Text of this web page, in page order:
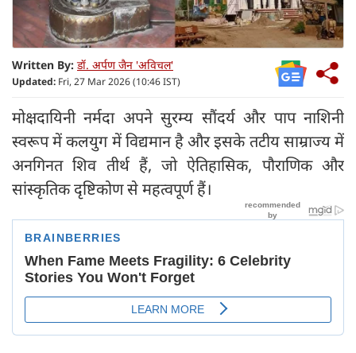
Written By: डॉ. अर्पण जैन 'अविचल'
Updated: Fri, 27 Mar 2026 (10:46 IST)
मोक्षदायिनी नर्मदा अपने सुरम्य सौंदर्य और पाप नाशिनी
स्वरूप में कलयुग में विद्यमान है और इसके तटीय साम्राज्य में
अनगिनत शिव तीर्थ हैं, जो ऐतिहासिक, पौराणिक और
सांस्कृतिक दृष्टिकोण से महत्वपूर्ण हैं।